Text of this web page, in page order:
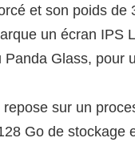
et son poids
un écran
Glass, pour
sur un
Go de stockage